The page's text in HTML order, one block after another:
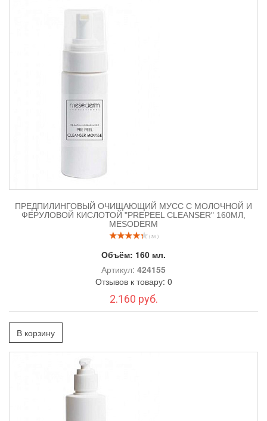
ПРЕДПИЛИНГОВЫЙ ОЧИЩАЮЩИЙ МУСС С МОЛОЧНОЙ И
ФЕРУЛОВОЙ КИСЛОТОЙ "PREPEEL CLEANSER" 160МЛ,
MESODERM
( 31 )
Объём: 160 мл.
Артикул: 424155
Отзывов к товару: 0
2.160 руб.
В корзину